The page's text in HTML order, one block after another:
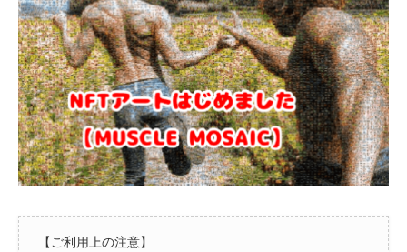
【ご利用上の注意】